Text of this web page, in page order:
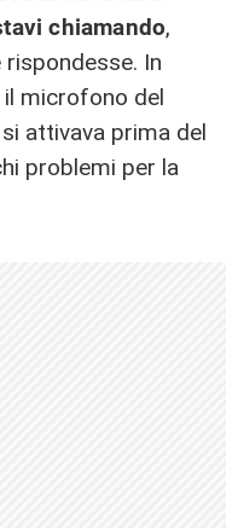
chiamando,
In
microfono del
attivava prima del
problemi per la